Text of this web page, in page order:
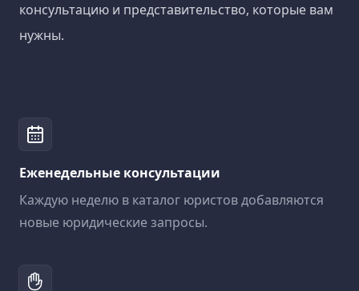
консультацию и представительство, которые вам
нужны.
Еженедельные консультации
Каждую неделю в каталог юристов добавляются
новые юридические запросы.